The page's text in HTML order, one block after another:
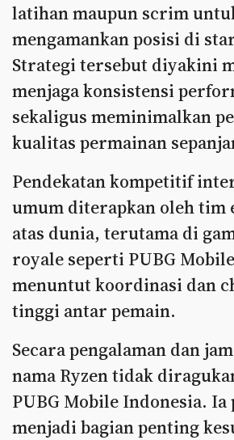
latihan maupun scrim
mengamankan posisi di
Strategi tersebut diyakini
menjaga konsistensi
sekaligus meminimalkan
kualitas permainan
Pendekatan kompetitif
umum diterapkan oleh tim
atas dunia, terutama di
royale seperti PUBG
menuntut koordinasi dan
tinggi antar pemain.
Secara pengalaman dan
nama Ryzen tidak
PUBG Mobile Indonesia. Ia
menjadi bagian penting